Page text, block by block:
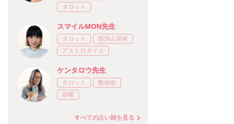
タロット
スマイルMON先生
タロット
西洋占星術
アストロダイス
ケンタロウ先生
タロット
数秘術
宿曜
すべての占い師を見る